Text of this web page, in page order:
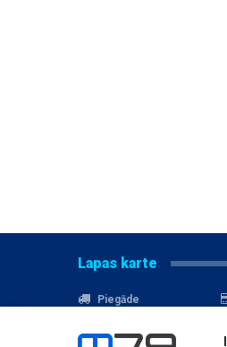
Lapas karte
Piegāde
Akcijas